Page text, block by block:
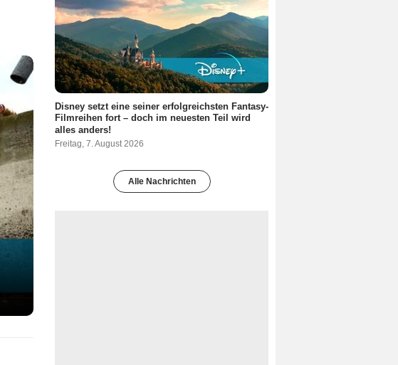
Disney setzt eine seiner erfolgreichsten Fantasy-
Filmreihen fort – doch im neuesten Teil wird
alles anders!
Freitag, 7. August 2026
Alle Nachrichten